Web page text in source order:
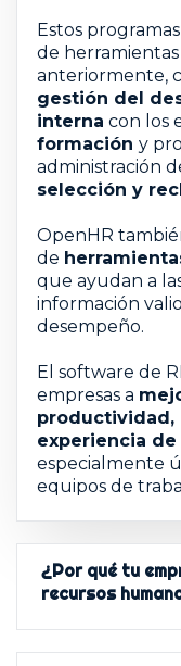
Estos
de
anteriormente,
gestión del
interna con los
formación y
administración
selección y
OpenHR
de
que ayudan a
información
desempeño.
El software de
empresas a
productividad,
experiencia
especialmente
equipos de
¿Por qué tu
recursos